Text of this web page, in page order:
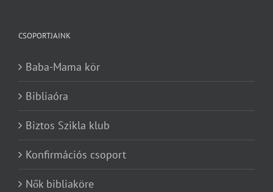
CSOPORTJAINK
Baba-Mama kör
Bibliaóra
Biztos Szikla klub
Konfirmációs csoport
Nők bibliaköre